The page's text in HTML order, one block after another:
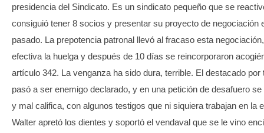
presidencia del Sindicato. Es un sindicato pequeño que se
consiguió tener 8 socios y presentar su proyecto de negociación
pasado. La prepotencia patronal llevó al fracaso esta
efectiva la huelga y después de 10 días se reincorporaron
artículo 342. La venganza ha sido dura, terrible. El destacado por
pasó a ser enemigo declarado, y en una petición de desafuero se
y mal califica, con algunos testigos que ni siquiera trabajan en la
Walter apretó los dientes y soportó el vendaval que se le vino